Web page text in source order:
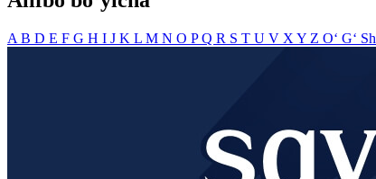
A B D E F G H I J K L M N O PQ R S T U V X Y Z O‘ G‘ Sh